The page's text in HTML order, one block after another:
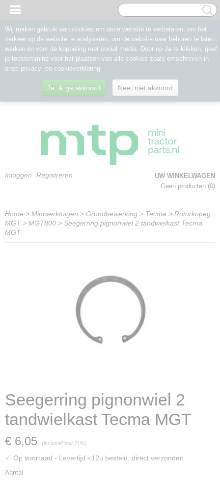
Inloggen Registreren
UW WINKELWAGEN
Geen producten (0)
Home > Miniwerktuigen > Grondbewerking > Tecma > Rotorkopeg
MGT> MGT800 > Seegerring pignonwiel 2 tandwielkast Tecma
MGT
Seegerring pignonwiel 2
tandwielkast Tecma MGT
€ 6,05 (inclusief btw 21%)
✓ Op voorraad - Levertijd <12u besteld, direct verzonden
Aantal
Wij maken gebruik van cookies om onze website te verbeteren, om het
verkeer op de website te analyseren, om de website naar behoren te laten
werken en voor de koppeling met social media. Door op Ja te klikken, geef
je toestemming voor het plaatsen van alle cookies zoals omschreven in
onze privacy- en cookieverklaring.
Ja, ik ga akkoord Nee, niet akkoord